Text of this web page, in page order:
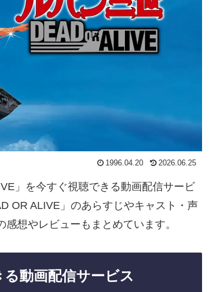
1996.04.20 2026.06.25
」を今すぐ視聴できる動画配信サービ
OR ALIVE」のあらすじやキャスト・声
想やレビューもまとめています。
動画配信サービス